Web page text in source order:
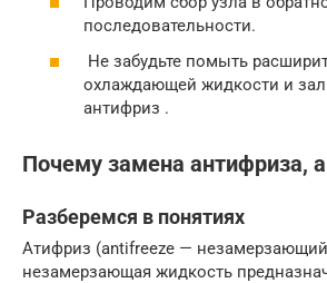
последовательности.
Не забудьте помыть
охлаждающей жидкости и
антифриз .
Почему замена антифриза,
Разберемся в понятиях
Атифриз (аntifreeze —
незамерзающая жидкость